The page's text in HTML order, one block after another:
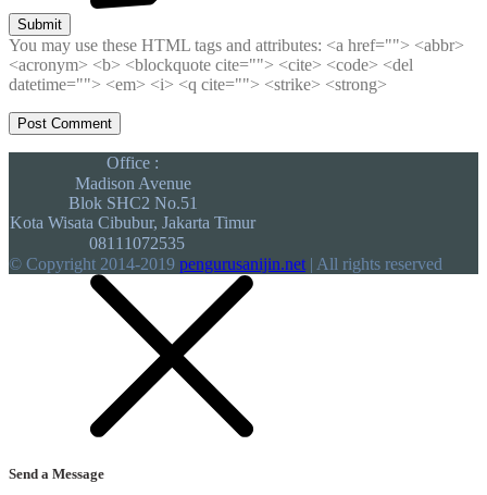
Submit
You may use these HTML tags and attributes: <a href=""> <abbr>
<acronym> <b> <blockquote cite=""> <cite> <code> <del
datetime=""> <em> <i> <q cite=""> <strike> <strong>
Office :
Madison Avenue
Blok SHC2 No.51
Kota Wisata Cibubur, Jakarta Timur
08111072535
© Copyright 2014-2019 pengurusanijin.net | All rights reserved
Send a Message